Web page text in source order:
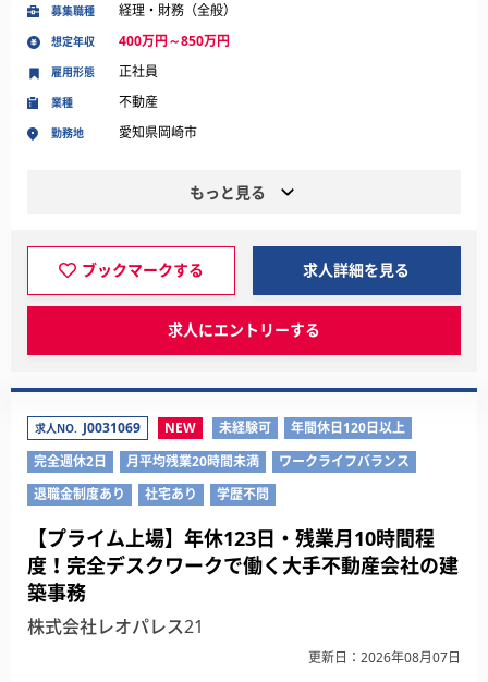
募集職種 経理・財務（全般）
想定年収 400万円～850万円
業種 不動産
勤務地 愛知県岡崎市
雇用形態 正社員
もっと見る
ブックマークする 求人詳細を見る
求人にエントリーする
求人NO. J0031069 NEW 未経験可
年間休日120日以上
完全週休2日
月平均残業20時間未満
ワークライフバランス
退職金制度あり
社宅あり 学歴不問
【プライム上場】年休123日・残業月10時間程
度！完全デスクワークで働く大手不動産会社の建
築事務
株式会社レオパレス21
更新日：2026年08月07日